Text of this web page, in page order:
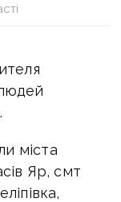
міста
Яр, смт